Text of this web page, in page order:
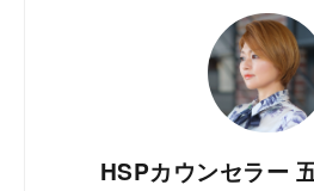
HSPカウンセラー